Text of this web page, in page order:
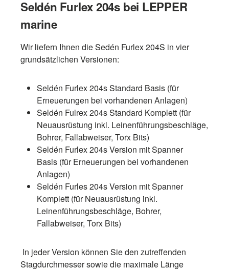
Seldén Furlex 204s bei LEPPER
marine
Wir liefern Ihnen die Sedén Furlex 204S in vier
grundsätzlichen Versionen:
Seldén Furlex 204s Standard Basis (für
Erneuerungen bei vorhandenen Anlagen)
Seldén Fulrex 204s Standard Komplett (für
Neuausrüstung inkl. Leinenführungsbeschläge,
Bohrer, Fallabweiser, Torx Bits)
Seldén Furlex 204s Version mit Spanner
Basis (für Erneuerungen bei vorhandenen
Anlagen)
Seldén Furles 204s Version mit Spanner
Komplett (für Neuausrüstung inkl.
Leinenführungsbeschläge, Bohrer,
Fallabweiser, Torx Bits)
In jeder Version können Sie den zutreffenden
Stagdurchmesser sowie die maximale Länge